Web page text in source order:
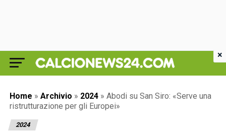
Home » Archivio » 2024 » Abodi su San Siro: «Serve una
ristrutturazione per gli Europei»
2024
×